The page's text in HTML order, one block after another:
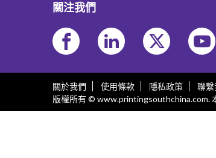
關注我們
關於我們 使用條款 隱私政策
聯繫
版權所有 © www.printingsouthchina.com.